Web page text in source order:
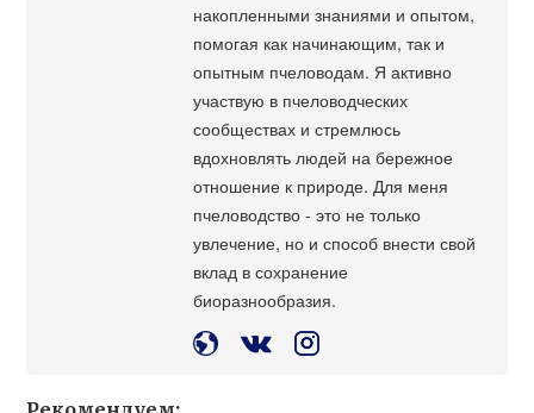
накопленными знаниями и опытом,
помогая как начинающим, так и
опытным пчеловодам. Я активно
участвую в пчеловодческих
сообществах и стремлюсь
вдохновлять людей на бережное
отношение к природе. Для меня
пчеловодство - это не только
увлечение, но и способ внести свой
вклад в сохранение
биоразнообразия.